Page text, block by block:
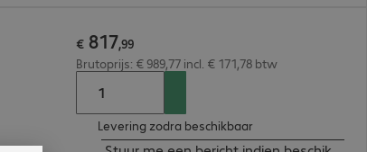
€ 817,99
Brutoprijs: € 989,77 incl. € 171,78 btw
Levering zodra beschikbaar